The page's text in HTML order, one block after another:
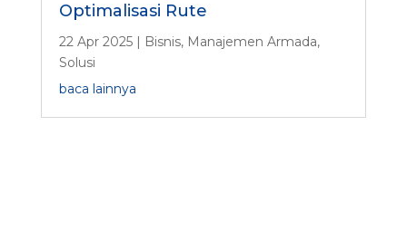
Optimalisasi Rute
22 Apr 2025| Bisnis, Manajemen Armada,
Solusi
baca lainnya